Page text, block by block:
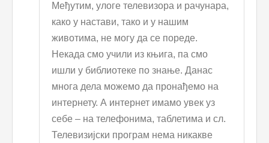
Међутим, улоге телевизора и рачунара,
како у настави, тако и у нашим
животима, не могу да се пореде.
Некада смо учили из књига, па смо
ишли у библиотеке по знање. Данас
многа дела можемо да пронађемо на
интернету. А интернет имамо увек уз
себе – на телефонима, таблетима и сл.
Телевизијски програм нема никакве